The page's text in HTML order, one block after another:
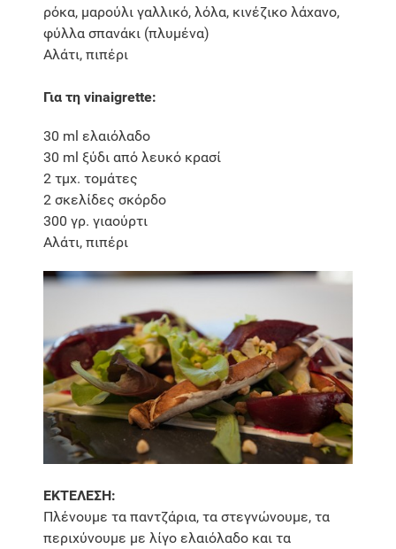
ρόκα, μαρούλι γαλλικό, λόλα, κινέζικο λάχανο,
φύλλα σπανάκι (πλυμένα)
Αλάτι, πιπέρι
Για τη vinaigrette:
30 ml ελαιόλαδο
30 ml ξύδι από λευκό κρασί
2 τμχ. τομάτες
2 σκελίδες σκόρδο
300 γρ. γιαούρτι
Αλάτι, πιπέρι
ΕΚΤΕΛΕΣΗ:
Πλένουμε τα παντζάρια, τα στεγνώνουμε, τα
περιχύνουμε με λίγο ελαιόλαδο και τα